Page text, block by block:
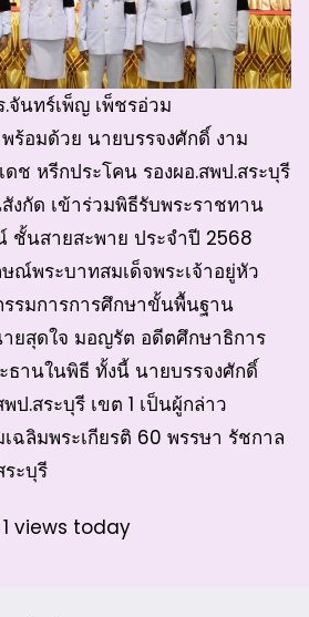
จันทร์เพ็ญ เพ็ชรอ่วม
พร้อมด้วย นายบรรจงศักดิ์ งาม
ดช หรีกประโคน รองผอ.สพป.สระบุรี
งกัด เข้าร่วมพิธีรับพระราชทาน
ชั้นสายสะพาย ประจำปี 2568
ณ์พระบาทสมเด็จพระเจ้าอยู่หัว
รมการการศึกษาขั้นพื้นฐาน
ยสุดใจ มอญรัต อดีตศึกษาธิการ
ธานในพิธี ทั้งนี้ นายบรรจงศักดิ์
ป.สระบุรี เขต 1 เป็นผู้กล่าว
ฉลิมพระเกียรติ 60 พรรษา รัชกาล
ะบุรี
1 views today